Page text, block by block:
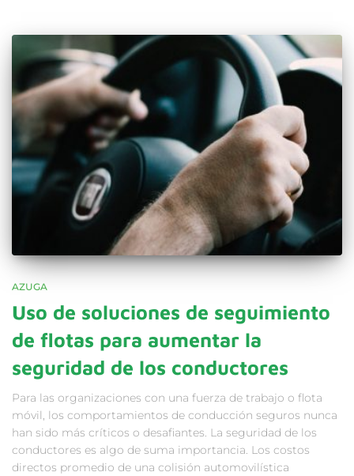
AZUGA
Uso de soluciones de seguimiento
de flotas para aumentar la
seguridad de los conductores
Para las organizaciones con una fuerza de trabajo o flota
móvil, los comportamientos de conducción seguros nunca
han sido más críticos o desafiantes. La seguridad de los
conductores es algo de suma importancia. Los costos
directos promedio de una colisión automovilística